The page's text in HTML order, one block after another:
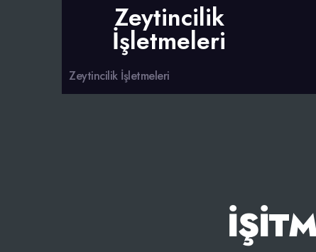
Zeytincilik
İşletmeleri
Zeytincilik İşletmeleri